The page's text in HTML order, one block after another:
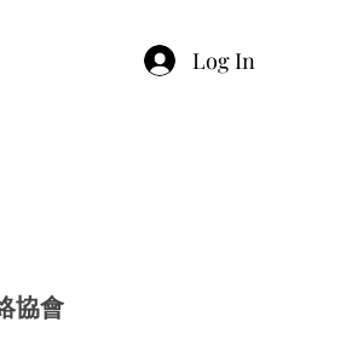
Log In
協會